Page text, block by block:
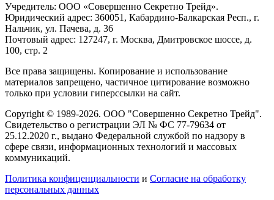
Учредитель: ООО «Совершенно Секретно Трейд».
Юридический адрес: 360051, Кабардино-Балкарская Респ., г.
Нальчик, ул. Пачева, д. 36
Почтовый адрес: 127247, г. Москва, Дмитровское шоссе, д.
100, стр. 2
Все права защищены. Копирование и использование
материалов запрещено, частичное цитирование возможно
только при условии гиперссылки на сайт.
Copyright © 1989-2026. ООО "Совершенно Секретно Трейд".
Свидетельство о регистрации ЭЛ № ФС 77-79634 от
25.12.2020 г., выдано Федеральной службой по надзору в
сфере связи, информационных технологий и массовых
коммуникаций.
Политика конфиценциальности и Согласие на обработку
персональных данных